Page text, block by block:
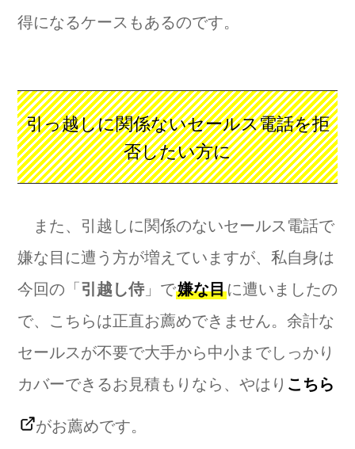
得になるケースもあるのです。
引っ越しに関係ないセールス電話を拒
否したい方に
また、引越しに関係のないセールス電話で
嫌な目に遭う方が増えていますが、私自身は
今回の「 引越し侍」で嫌な目に遭いましたの
で、こちらは正直お薦めできません。余計な
セールスが不要で大手から中小までしっかり
カバーできるお見積もりなら、やはり こちら
がお薦めです。